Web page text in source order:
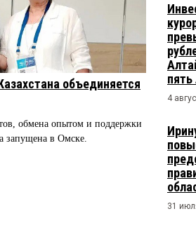
объединяется
обмена опытом и поддержки
запущена в Омске.
пять
4
31